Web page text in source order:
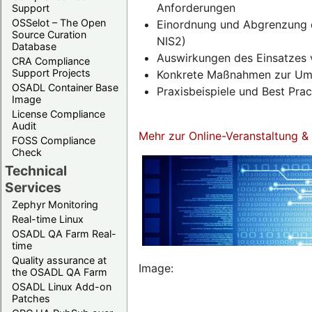
Support
OSSelot – The Open
Source Curation
Database
CRA Compliance
Support Projects
OSADL Container Base
Image
License Compliance
Audit
FOSS Compliance
Check
Technical
Services
Zephyr Monitoring
Real-time Linux
OSADL QA Farm Real-
time
Quality assurance at
the OSADL QA Farm
OSADL Linux Add-on
Patches
Anforderungen
Einordnung und Abgrenzung
NIS2)
Auswirkungen des
Konkrete Maßnahmen zur
Praxisbeispiele und Best
Mehr zur Online-Veranstaltung
Image: